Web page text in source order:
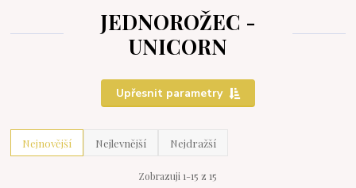
JEDNOROŽEC -
UNICORN
Upřesnit parametry
Nejnovější Nejlevnější Nejdražší
Zobrazuji 1-15 z 15